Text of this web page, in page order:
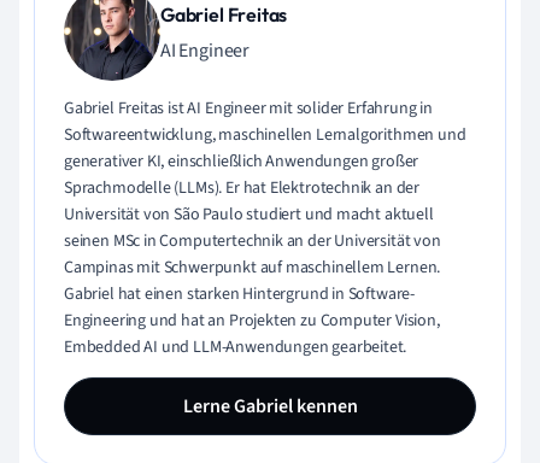
Gabriel Freitas
AI Engineer
Gabriel Freitas ist AI Engineer mit solider Erfahrung in
Softwareentwicklung, maschinellen Lernalgorithmen und
generativer KI, einschließlich Anwendungen großer
Sprachmodelle (LLMs). Er hat Elektrotechnik an der
Universität von São Paulo studiert und macht aktuell
seinen MSc in Computertechnik an der Universität von
Campinas mit Schwerpunkt auf maschinellem Lernen.
Gabriel hat einen starken Hintergrund in Software-
Engineering und hat an Projekten zu Computer Vision,
Embedded AI und LLM-Anwendungen gearbeitet.
Lerne Gabriel kennen